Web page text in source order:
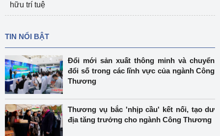
hữu trí tuệ
TIN NỔI BẬT
Đổi mới sản xuất thông minh và chuyển
đổi số trong các lĩnh vực của ngành Công
Thương
Thương vụ bắc 'nhịp cầu' kết nối, tạo dư
địa tăng trưởng cho ngành Công Thương